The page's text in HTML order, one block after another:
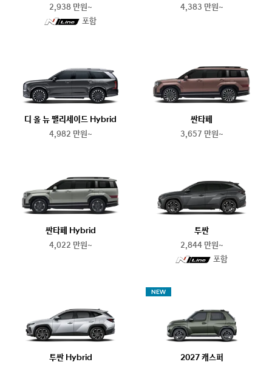
2,938 만원~
N
포함
4,383 만원~
디 올 뉴 팰리세이드 Hybrid
4,982 만원~
싼타페
3,657 만원~
싼타페 Hybrid
4,022 만원~
투싼
2,844 만원~
N
포함
투싼 Hybrid
NEW
2027 캐스퍼